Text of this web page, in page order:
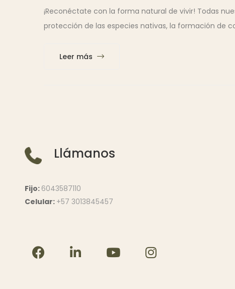
¡Reconéctate con la forma natural de vivir! Todas
protección de las especies nativas, la formación de
Leer más
Llámanos
Fijo: 6043587110
Celular: +57 3013845457